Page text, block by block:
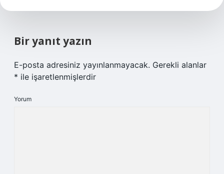
Bir yanıt yazın
E-posta adresiniz yayınlanmayacak. Gerekli alanlar
* ile işaretlenmişlerdir
Yorum